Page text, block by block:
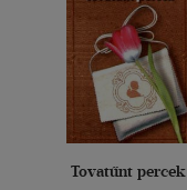
Tovatűnt percek